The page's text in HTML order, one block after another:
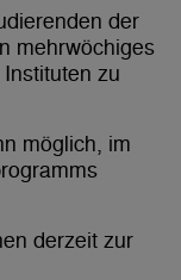
der
mehrwöchiges
zu
möglich, im
derzeit zur